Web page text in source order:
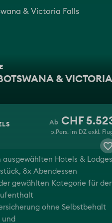
& VICTORIA
CHF
p.Pers. im DZ exkl.
ausgewählten Hotels & Lodges
8x Abendessen
gewählten Kategorie für
ohne Selbstbehalt
und